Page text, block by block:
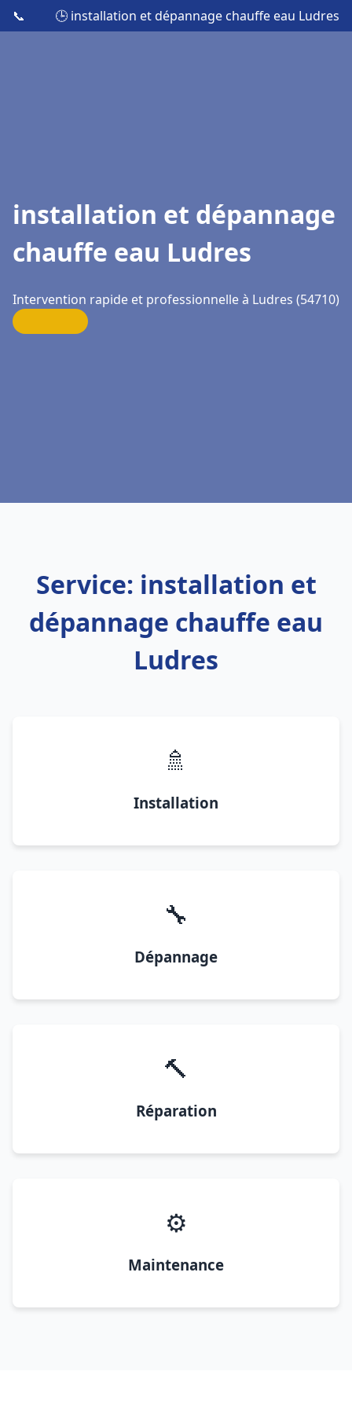
📞 🕒 installation et dépannage chauffe eau Ludres
installation et dépannage
chauffe eau Ludres
Intervention rapide et professionnelle à Ludres (54710)
Service: installation et
dépannage chauffe eau
Ludres
🚿
Installation
🔧
Dépannage
🔨
Réparation
⚙️
Maintenance